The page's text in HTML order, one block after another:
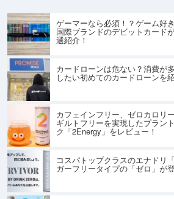
ゲーマーなら必須！？ゲーム好
国際ブランドのデビットカード
選紹介！
カードローンは危ない？消費が
したい初めてのカードローンを
カフェインフリー、ゼロカロリ
ギルトフリーを実現したプラン
ク「2Energy」をレビュー！
コスパトップクラスのエナドリ
ガーフリータイプの「ゼロ」が